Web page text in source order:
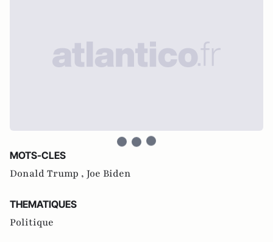
MOTS-CLES
Donald Trump , Joe Biden
THEMATIQUES
Politique